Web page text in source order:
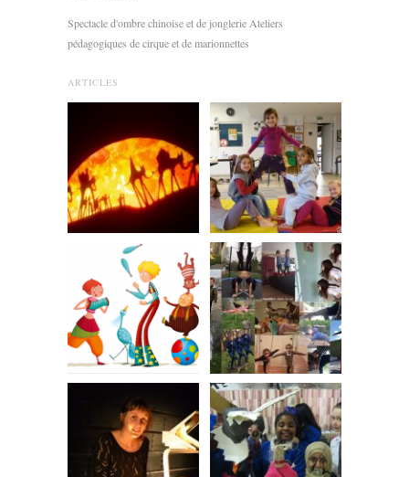
Spectacle d'ombre chinoise et de jonglerie Ateliers
pédagogiques de cirque et de marionnettes
ARTICLES